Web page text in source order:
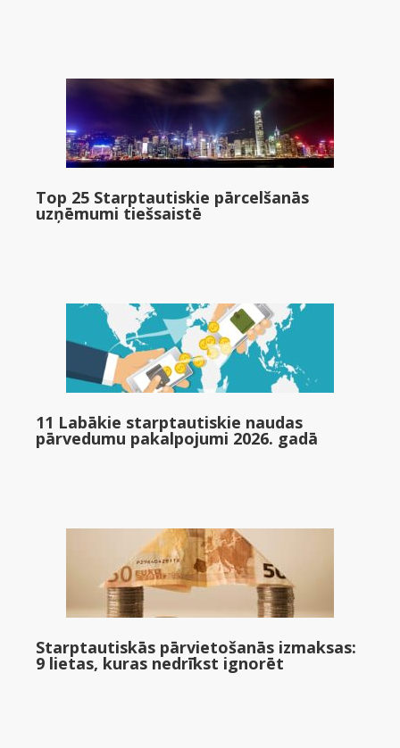
Top 25 Starptautiskie pārcelšanās
uzņēmumi tiešsaistē
11 Labākie starptautiskie naudas
pārvedumu pakalpojumi 2026. gadā
Starptautiskās pārvietošanās izmaksas:
9 lietas, kuras nedrīkst ignorēt